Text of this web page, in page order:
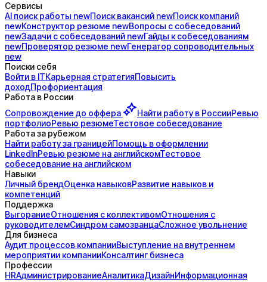
Сервисы
AI поискработы newПоисквакансий newПоисккомпаний
newКонструктор резюме newВопросы с собеседований
newЗадачи с собеседований newГайды ксобеседованиям
newПроверятор резюме newГенератор сопроводительных
new
Поиски себя
Войти в ITКарьерная стратегияПовысить
доходПрофориентация
Работа в России
Сопровождение до оффера Найти работу в РоссииРевью
портфолиоРевью резюмеТестовое собеседование
Работа за рубежом
Найти работу за границейПомощь в оформлении
LinkedInРевью резюме на английскомТестовое
собеседование на английском
Навыки
Личный брендОценка навыковРазвитие навыков и
компетенций
Поддержка
ВыгораниеОтношения с коллективомОтношения с
руководителемСиндром самозванцаСложное увольнение
Для бизнеса
Аудит процессов компанииВыступление на внутреннем
мероприятии компанииКонсалтинг бизнеса
Профессии
HRАдминистрированиеАналитикаДизайнИнформационная